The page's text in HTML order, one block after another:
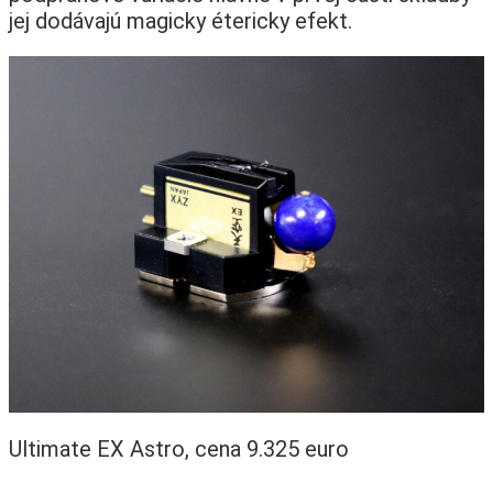
jej dodávajú magicky étericky efekt.
Ultimate EX Astro, cena 9.325 euro